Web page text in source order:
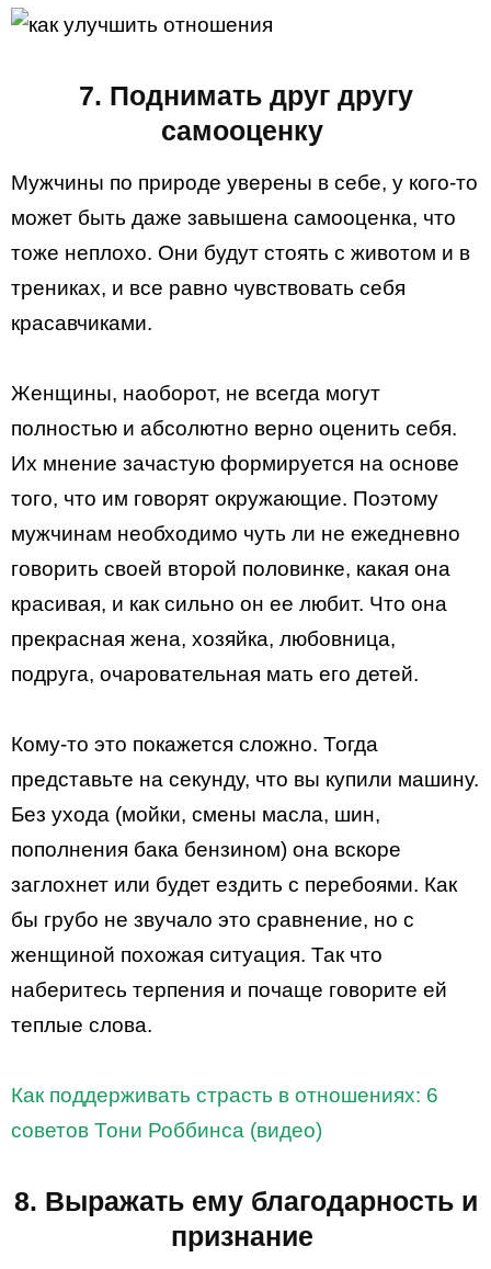
7. Поднимать друг другу
самооценку
Мужчины по природе уверены в себе, у кого-то
может быть даже завышена самооценка, что
тоже неплохо. Они будут стоять с животом и в
трениках, и все равно чувствовать себя
красавчиками.
Женщины, наоборот, не всегда могут
полностью и абсолютно верно оценить себя.
Их мнение зачастую формируется на основе
того, что им говорят окружающие. Поэтому
мужчинам необходимо чуть ли не ежедневно
говорить своей второй половинке, какая она
красивая, и как сильно он ее любит. Что она
прекрасная жена, хозяйка, любовница,
подруга, очаровательная мать его детей.
Кому-то это покажется сложно. Тогда
представьте на секунду, что вы купили машину.
Без ухода (мойки, смены масла, шин,
пополнения бака бензином) она вскоре
заглохнет или будет ездить с перебоями. Как
бы грубо не звучало это сравнение, но с
женщиной похожая ситуация. Так что
наберитесь терпения и почаще говорите ей
теплые слова.
Как поддерживать страсть в отношениях: 6
советов Тони Роббинса (видео)
8. Выражать ему благодарность и
признание